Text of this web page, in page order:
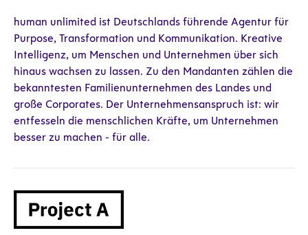
human unlimited ist Deutschlands führende Agentur für
Purpose, Transformation und Kommunikation. Kreative
Intelligenz, um Menschen und Unternehmen über sich
hinaus wachsen zu lassen. Zu den Mandanten zählen die
bekanntesten Familienunternehmen des Landes und
große Corporates. Der Unternehmensanspruch ist: wir
entfesseln die menschlichen Kräfte, um Unternehmen
besser zu machen - für alle.